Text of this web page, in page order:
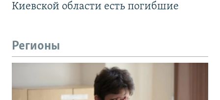
Киевской области есть погибшие
Регионы